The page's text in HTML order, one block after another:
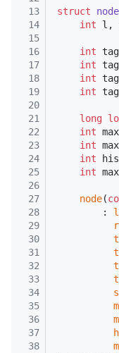
致
文
中
的
数
学
公
式
无
法
正
常
渲
染。
13
14
15
16
17
18
19
20
21
22
23
24
25
26
27
28
29
30
31
32
33
34
35
36
37
38
struct node
int l,
int
int
int
int
long
int
int
int
int
node(
        :
l
r